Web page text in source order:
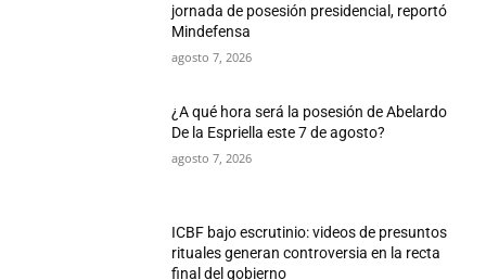
jornada de posesión presidencial, reportó
Mindefensa
agosto 7, 2026
¿A qué hora será la posesión de Abelardo
De la Espriella este 7 de agosto?
agosto 7, 2026
ICBF bajo escrutinio: videos de presuntos
rituales generan controversia en la recta
final del gobierno